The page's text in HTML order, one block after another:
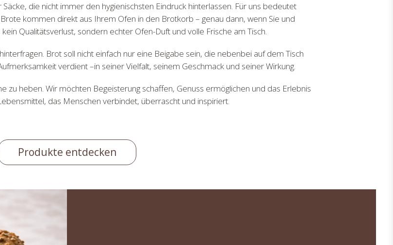
die nicht immer den hygienischsten Eindruck hinterlassen. Für uns bedeutet
kommen direkt aus Ihrem Ofen in den Brotkorb – genau dann, wenn Sie und
Qualitätsverlust, sondern echter Ofen-Duft und volle Frische am Tisch.
Brot soll nicht einfach nur eine Beigabe sein, die nebenbei auf dem Tisch
verdient –in seiner Vielfalt, seinem Geschmack und seiner Wirkung.
zu heben. Wir möchten Begeisterung schaffen, Genuss ermöglichen und das Erlebnis
das Menschen verbindet, überrascht und inspiriert.
Produkte entdecken